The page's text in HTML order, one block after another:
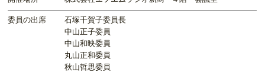
委員の出席
石塚千賀子委員長
中山正子委員
中山和映委員
丸山正和委員
秋山哲思委員